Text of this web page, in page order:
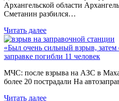
Архангельской области
Сметанин разбился…
Читать далее
«Был очень сильный взрыв,
заправке погибли 11 человек
МЧС: после взрыва на АЗС в
более 20 пострадали На
Читать далее